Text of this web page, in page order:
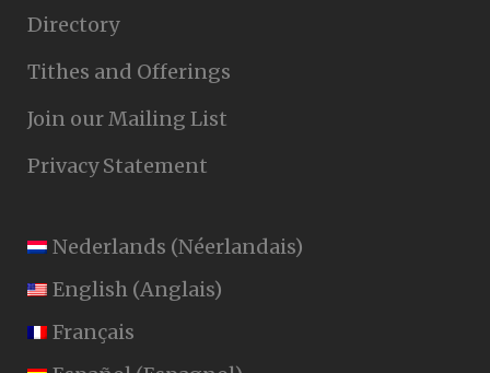
Directory
Tithes and Offerings
Join our Mailing List
Privacy Statement
Nederlands (Néerlandais)
English (Anglais)
Français